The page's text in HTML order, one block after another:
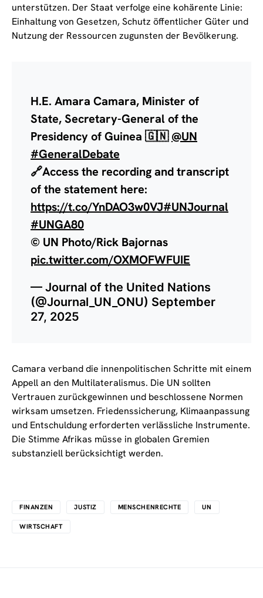
unterstützen. Der Staat verfolge eine kohärente Linie:
Einhaltung von Gesetzen, Schutz öffentlicher Güter und
Nutzung der Ressourcen zugunsten der Bevölkerung.
H.E. Amara Camara, Minister of
State, Secretary-General of the
Presidency of Guinea 🇬🇳@UN
#GeneralDebate
🔗Access the recording and transcript
of the statement here:
https://t.co/YnDAO3w0VJ#UNJournal
#UNGA80
© UN Photo/Rick Bajornas
pic.twitter.com/OXMOFWFUIE
— Journal of the United Nations
(@Journal_UN_ONU) September
27, 2025
Camara verband die innenpolitischen Schritte mit einem
Appell an den Multilateralismus. Die UN sollten
Vertrauen zurückgewinnen und beschlossene Normen
wirksam umsetzen. Friedenssicherung, Klimaanpassung
und Entschuldung erforderten verlässliche Instrumente.
Die Stimme Afrikas müsse in globalen Gremien
substanziell berücksichtigt werden.
FINANZEN JUSTIZ MENSCHENRECHTE UN
WIRTSCHAFT